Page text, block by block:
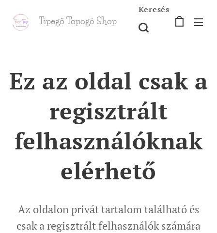
Tipegő Topogó Shop
Keresés
Ez az oldal csak a
regisztrált
felhasználóknak
elérhető
Az oldalon privát tartalom található és
csak a regisztrált felhasználók számára